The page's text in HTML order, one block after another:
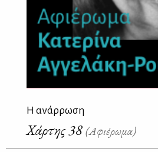
Η ανάρρωση
Χάρτης 38 (Αφιέρωμα)